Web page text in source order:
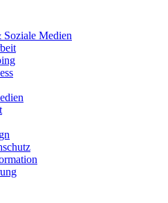
Medien